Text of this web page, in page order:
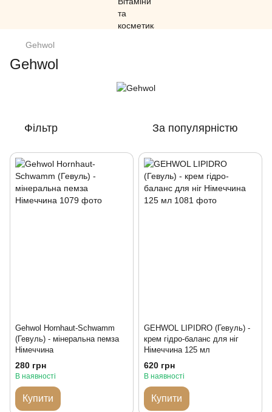
Gehwol
Gehwol
Фільтр За популярністю
Gehwol Hornhaut-Schwamm
(Гевуль) - мінеральна пемза
Німеччина
280 грн
В наявності
Купити
GEHWOL LIPIDRO (Гевуль) -
крем гідро-баланс для ніг
Німеччина 125 мл
620 грн
В наявності
Купити